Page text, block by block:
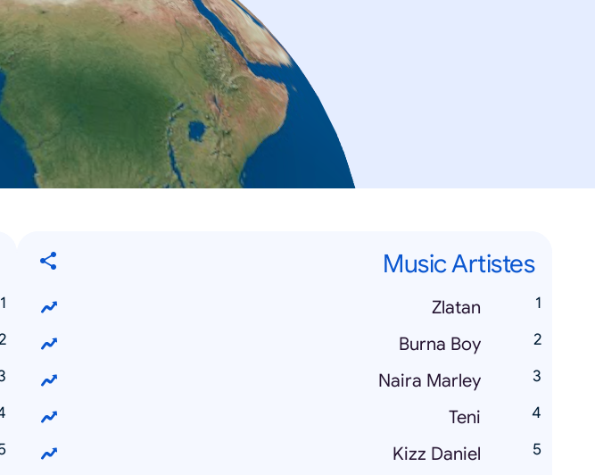
Music Artistes
Zlatan
Burna Boy
Naira Marley
Teni
Kizz Daniel